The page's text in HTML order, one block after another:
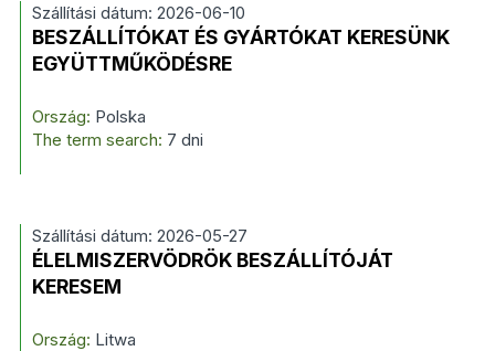
Szállítási dátum: 2026-06-10
BESZÁLLÍTÓKAT ÉS GYÁRTÓKAT KERESÜNK
EGYÜTTMŰKÖDÉSRE
Ország: Polska
The term search: 7 dni
Szállítási dátum: 2026-05-27
ÉLELMISZERVÖDRÖK BESZÁLLÍTÓJÁT
KERESEM
Ország: Litwa